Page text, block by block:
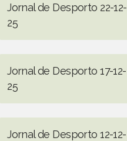
Jornal de Desporto 22-12-
25
Jornal de Desporto 17-12-
25
Jornal de Desporto 12-12-